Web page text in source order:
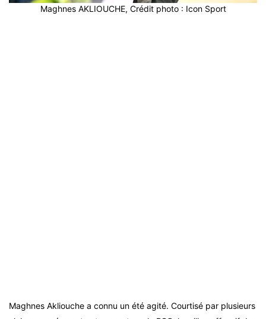
Maghnes AKLIOUCHE, Crédit photo : Icon Sport
Maghnes Akliouche a connu un été agité. Courtisé par plusieurs